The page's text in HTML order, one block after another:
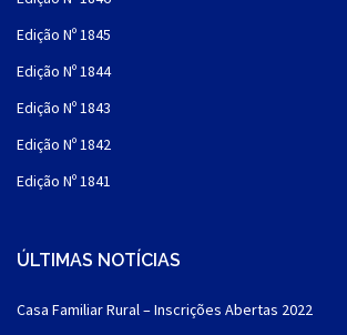
Edição Nº 1845
Edição Nº 1844
Edição Nº 1843
Edição Nº 1842
Edição Nº 1841
ÚLTIMAS NOTÍCIAS
Casa Familiar Rural – Inscrições Abertas 2022